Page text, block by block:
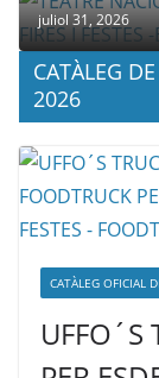
juliol 31, 2026
CATÀLEG
2026
CATÀLEG OFICIAL
UFFO´S